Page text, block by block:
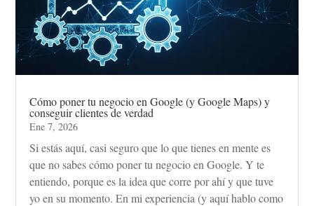
Cómo poner tu negocio en Google (y Google Maps) y
conseguir clientes de verdad
Ene 7, 2026
Si estás aquí, casi seguro que lo que tienes en mente es
que no sabes cómo poner tu negocio en Google. Y te
entiendo, porque es la idea que corre por ahí y que tuve
yo en su momento. En mi experiencia (y aquí hablo como